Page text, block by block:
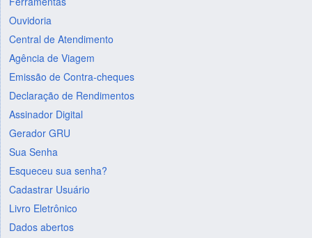
Ouvidoria
Central de Atendimento
Agência de Viagem
Emissão de Contra-cheques
Declaração de Rendimentos
Assinador Digital
Gerador GRU
Sua Senha
Esqueceu sua senha?
Cadastrar Usuário
Livro Eletrônico
Dados abertos